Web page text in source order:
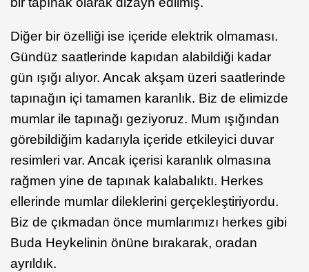
Diğer bir özelliği ise içeride elektrik olmaması.
Gündüz saatlerinde kapıdan alabildiği kadar
gün ışığı alıyor. Ancak akşam üzeri saatlerinde
tapınağın içi tamamen karanlık. Biz de elimizde
mumlar ile tapınağı geziyoruz. Mum ışığından
görebildiğim kadarıyla içeride etkileyici duvar
resimleri var. Ancak içerisi karanlık olmasına
rağmen yine de tapınak kalabalıktı. Herkes
ellerinde mumlar dileklerini gerçekleştiriyordu.
Biz de çıkmadan önce mumlarımızı herkes gibi
Buda Heykelinin önüne bırakarak, oradan
ayrıldık.